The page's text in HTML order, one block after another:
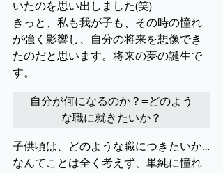
いたのを思い出しました(笑)
きっと、私も我が子も、その時の憧れ
が強く影響し、自分の将来を想像でき
たのだと思います。将来の夢の誕生で
す。
自分が何になるのか？=どのよう
な職に就きたいか？
子供頃は、どのような職につきたいか…
なんてことは全く考えず、単純に憧れ